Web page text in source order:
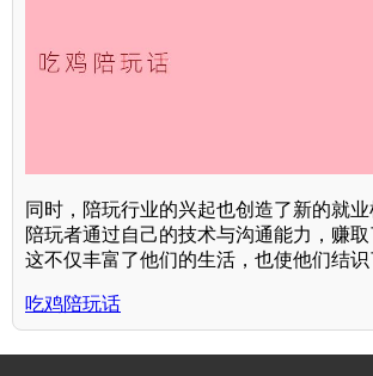
同时，陪玩行业的兴起也创造了新的就
陪玩者通过自己的技术与沟通能力，赚取
这不仅丰富了他们的生活，也使他们结识
吃鸡陪玩话